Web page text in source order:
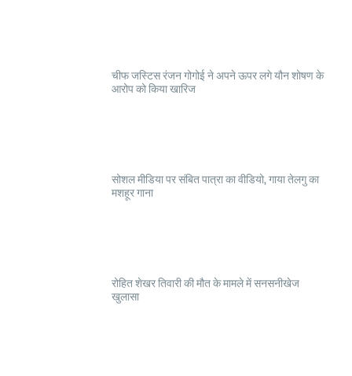
चीफ जस्टिस रंजन गोगोई ने अपने ऊपर लगे यौन शोषण के
आरोप को किया खारिज
सोशल मीडिया पर संबित पात्रा का वीडियो, गाया तेलगु का
मशहूर गाना
रोहित शेखर तिवारी की मौत के मामले में सनसनीखेज
खुलासा